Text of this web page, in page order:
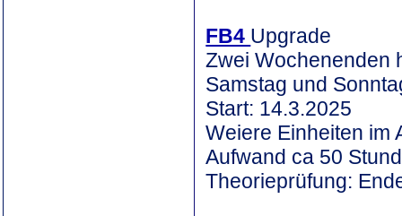
FB4 Upgrade
Zwei Wochenenden
Samstag und
Start: 14.3.2025
Weiere Einheiten im
Aufwand ca 50
Theorieprüfung: